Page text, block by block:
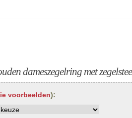
dameszegelring met
voorbeelden):